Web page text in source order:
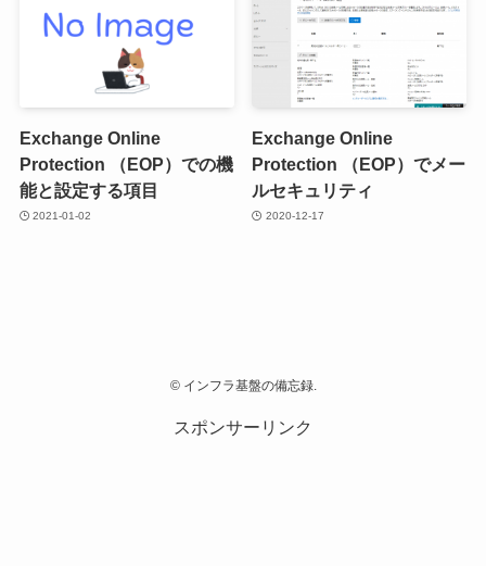
Exchange Online
Protection （EOP）での機
能と設定する項目
2021-01-02
Exchange Online
Protection （EOP）でメー
ルセキュリティ
2020-12-17
©インフラ基盤の備忘録.
スポンサーリンク